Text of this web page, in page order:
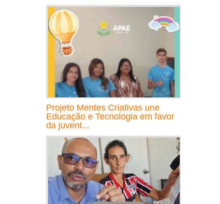
Projeto Mentes Criativas une
Educação e Tecnologia em favor
da juvent...